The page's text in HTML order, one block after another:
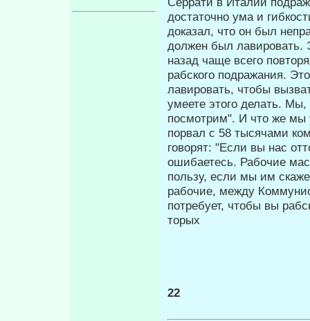
достаточно ума и
доказал, что он был
должен был лавировать.
назад чаще всего
рабского подражания.
лавировать, чтобы
умеете этого делать.
посмот­рим". И что же мы
порвал с 58 тысячами
говорят: "Если вы нас
ошибаетесь. Рабочие
пользу, если мы им
рабочие, между
потребует, чтобы вы
торых
22